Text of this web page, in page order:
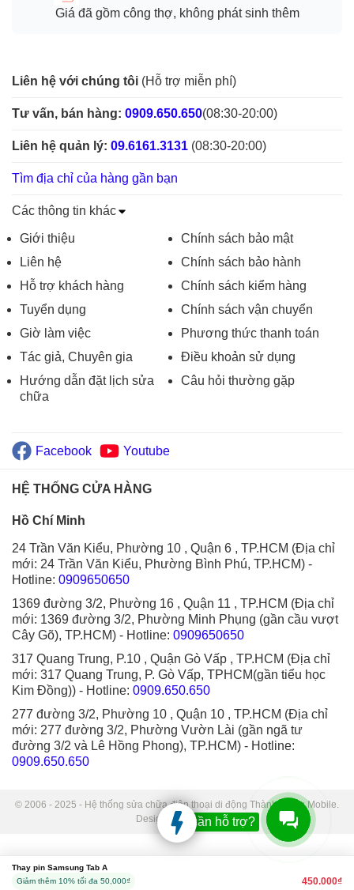
Giá đã gồm công thợ, không phát sinh thêm
Liên hệ với chúng tôi (Hỗ trợ miễn phí)
Tư vấn, bán hàng: 0909.650.650(08:30-20:00)
Liên hệ quản lý: 09.6161.3131 (08:30-20:00)
Tìm địa chỉ của hàng gần bạn
Các thông tin khác
Giới thiệu
Liên hệ
Hỗ trợ khách hàng
Tuyển dụng
Giờ làm việc
Tác giả, Chuyên gia
Hướng dẫn đặt lịch sửa
chữa
Chính sách bảo mật
Chính sách bảo hành
Chính sách kiểm hàng
Chính sách vận chuyển
Phương thức thanh toán
Điều khoản sử dụng
Câu hỏi thường gặp
Facebook Youtube
HỆ THỐNG CỬA HÀNG
Hồ Chí Minh
24 Trần Văn Kiểu, Phường 10 , Quận 6 , TP.HCM (Địa chỉ
mới: 24 Trần Văn Kiểu, Phường Bình Phú, TP.HCM) -
Hotline: 0909650650
1369 đường 3/2, Phường 16 , Quận 11 , TP.HCM (Địa chỉ
mới: 1369 đường 3/2, Phường Minh Phụng (gần cầu vượt
Cây Gõ), TP.HCM) - Hotline: 0909650650
317 Quang Trung, P.10 , Quận Gò Vấp , TP.HCM (Địa chỉ
mới: 317 Quang Trung, P. Gò Vấp, TPHCM(gần tiểu học
Kim Đồng)) - Hotline: 0909.650.650
277 đường 3/2, Phường 10 , Quận 10 , TP.HCM (Địa chỉ
mới: 277 đường 3/2, Phường Vườn Lài (gần ngã tư
đường 3/2 và Lê Hồng Phong), TP.HCM) - Hotline:
0909.650.650
© 2006 - 2025 - Hệ thống sửa chữa điện thoại di động Thành Trung Mobile.
Designed by Sudo.
Thay pin Samsung Tab A
Giảm thêm 10% tối đa 50,000₫
450.000₫
Bạn cần hỗ trợ?